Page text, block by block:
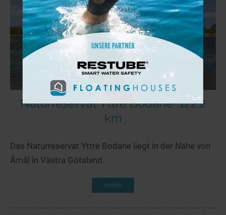
Naturreservat Yttre Bodane 122,2
km
Das Naturreservat Yttre Bodane liegt in der Nähe von
Åmål in Västra Götaland.
mehr